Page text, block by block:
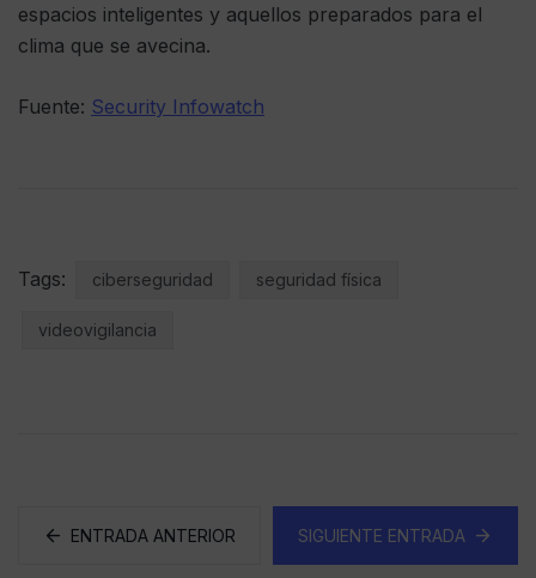
espacios inteligentes y aquellos preparados para el
clima que se avecina.
Fuente: Security Infowatch
Tags: ciberseguridad seguridad física
videovigilancia
ENTRADA ANTERIOR SIGUIENTE ENTRADA